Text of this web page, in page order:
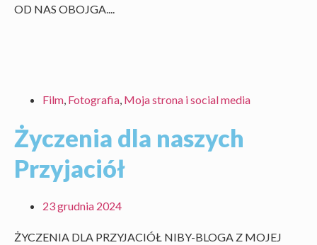
OD NAS OBOJGA....
Film, Fotografia, Moja strona i social media
Życzenia dla naszych
Przyjaciół
23 grudnia 2024
ŻYCZENIA DLA PRZYJACIÓŁ NIBY-BLOGA Z MOJEJ